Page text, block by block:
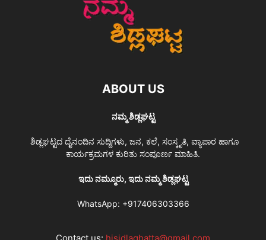
ABOUT US
ನಮ್ಮ ಶಿಡ್ಲಘಟ್ಟ
ಶಿಡ್ಲಘಟ್ಟದ ದೈನಂದಿನ ಸುದ್ದಿಗಳು, ಜನ, ಕಲೆ, ಸಂಸ್ಕೃತಿ, ವ್ಯಾಪಾರ ಹಾಗೂ
ಕಾರ್ಯಕ್ರಮಗಳ ಕುರಿತು ಸಂಪೂರ್ಣ ಮಾಹಿತಿ.
ಇದು ನಮ್ಮೂರು, ಇದು ನಮ್ಮ ಶಿಡ್ಲಘಟ್ಟ
WhatsApp: +917406303366